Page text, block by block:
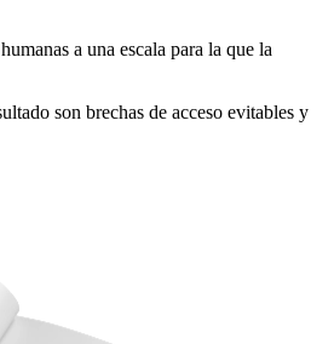
a una escala para la que la
son brechas de acceso evitables y